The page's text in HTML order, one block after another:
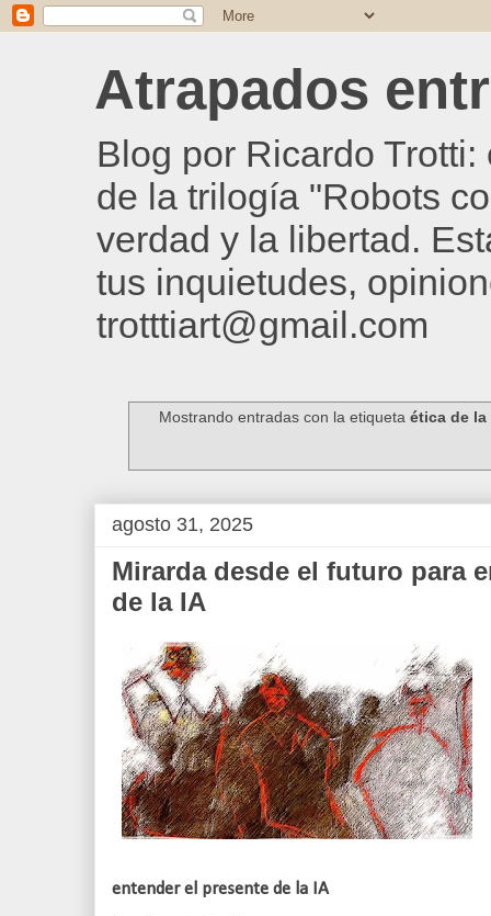
Atrapados
Blog por Ricardo
de la trilogía "Robots
verdad y la libertad.
tus inquietudes,
trotttiart@gmail.com
Mostrando entradas con la etiqueta ética de la
agosto 31, 2025
Mirarda desde el futuro para
de la IA
entender el presente de la IA